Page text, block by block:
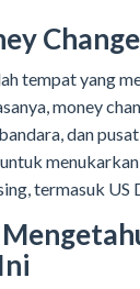
tempat yang
money
dan
termasuk US